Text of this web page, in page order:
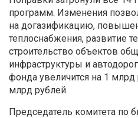
программ. Изменения
на догазификацию,
теплоснабжения, развитие
строительство объектов
инфраструктуры и
фонда увеличится на 1 млрд
млрд рублей.
Председатель комитета по